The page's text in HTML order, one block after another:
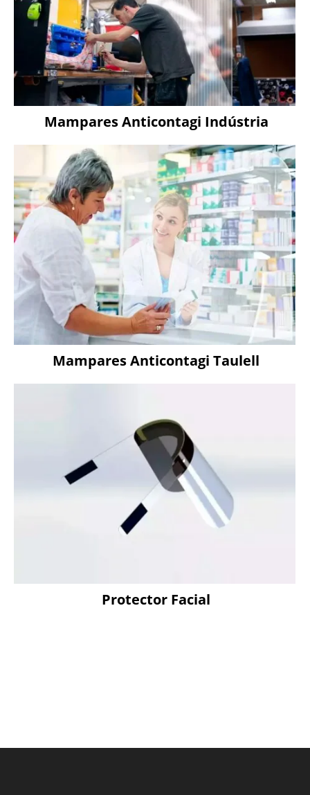
Mampares Anticontagi Indústria
Mampares Anticontagi Taulell
Protector Facial